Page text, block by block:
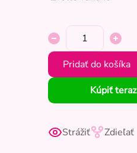
Pridať do košíka
Kúpiť teraz
Strážiť Zdieľať